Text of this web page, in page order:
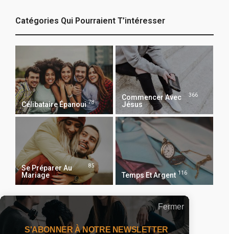
Catégories Qui Pourraient T’intéresser
Célibataire Épanoui 78
Commencer Avec
Jésus
366
Se Préparer Au
Mariage
85
Temps Et Argent 116
Recevoir Notre Newsletter Chaque Matin
Fermer
S'ABONNER À NOTRE NEWSLETTER